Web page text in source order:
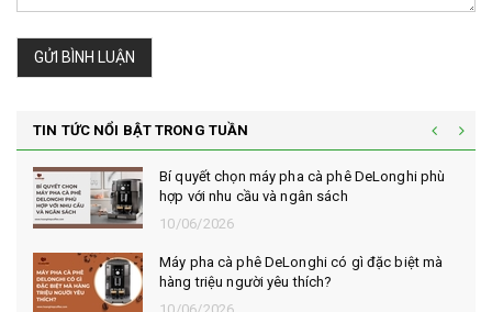
GỬI BÌNH LUẬN
TIN TỨC NỔI BẬT TRONG TUẦN
Bí quyết chọn máy pha cà phê DeLonghi phù
hợp với nhu cầu và ngân sách
10/06/2026
Máy pha cà phê DeLonghi có gì đặc biệt mà
hàng triệu người yêu thích?